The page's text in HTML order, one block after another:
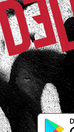
16/12/
João